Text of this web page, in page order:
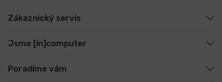
Zákaznický servis
Jsme [in]computer
Poradíme vám